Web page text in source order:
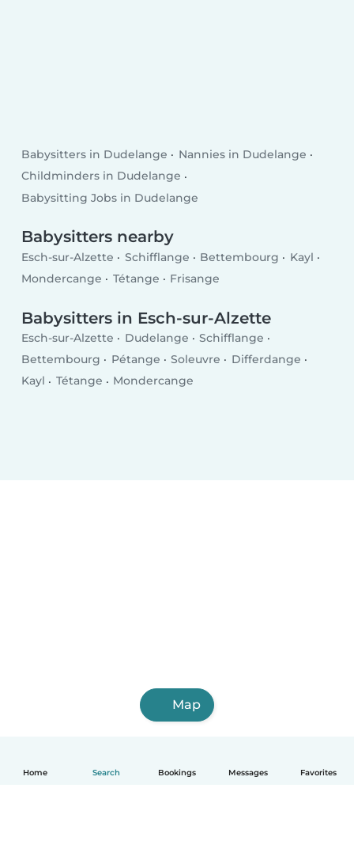
Home Search Bookings Messages Favorites
Babysitters in Dudelange
Nannies in Dudelange
Childminders in Dudelange
Babysitting Jobs in Dudelange
Babysitters nearby
Esch-sur-Alzette Schifflange Bettembourg
Kayl
Mondercange
Tétange Frisange
Babysitters in Esch-sur-Alzette
Esch-sur-Alzette Dudelange
Schifflange
Bettembourg
Pétange Soleuvre
Differdange
Kayl
Tétange Mondercange
Map